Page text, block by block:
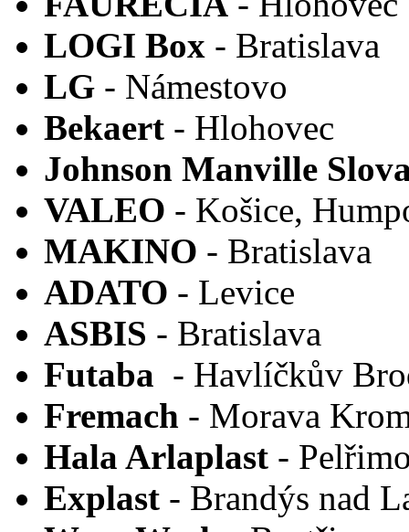
LOGI Box - Bratislava
LG - Námestovo
Bekaert - Hlohovec
Johnson Manville
VALEO - Košice,
MAKINO - Bratislava
ADATO - Levice
ASBIS - Bratislava
Futaba - Havlíčkův
Fremach - Morava
Hala Arlaplast -
Explast - Brandýs nad